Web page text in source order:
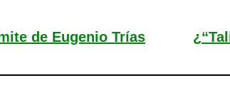
de Eugenio Trías